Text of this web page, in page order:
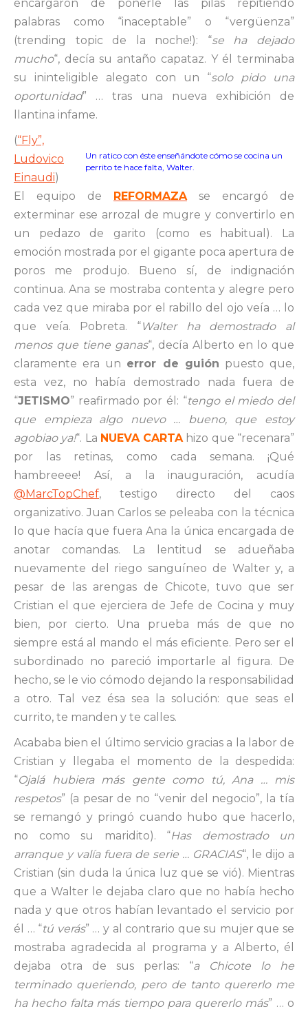
encargaron de ponerle las pilas repitiendo
palabras como “inaceptable” o “vergüenza”
(trending topic de la noche!): “se ha dejado
mucho“, decía su antaño capataz. Y él terminaba
su ininteligible alegato con un “solo pido una
oportunidad” … tras una nueva exhibición de
llantina infame.
Un ratico con éste enseñándote cómo se cocina un
perrito te hace falta, Walter.
(“Fly”,
Ludovico
Einaudi)
El equipo de
REFORMAZAse encargó de
exterminar ese arrozal de mugre y convertirlo en
un pedazo de garito (como es habitual). La
emoción mostrada por el gigante poca apertura de
poros me produjo. Bueno sí, de indignación
continua. Ana se mostraba contenta y alegre pero
cada vez que miraba por el rabillo del ojo veía … lo
que veía. Pobreta. “Walter ha demostrado al
menos que tiene ganas“, decía Alberto en lo que
claramente era un error de guión puesto que,
esta vez, no había demostrado nada fuera de
“JETISMO” reafirmado por él: “tengo el miedo del
que empieza algo nuevo … bueno, que estoy
agobiao ya!“. La NUEVA CARTAhizo que “recenara”
por las retinas, como cada semana. ¡Qué
hambreeee! Así, a la inauguración, acudía
@MarcTopChef, testigo directo del caos
organizativo. Juan Carlos se peleaba con la técnica
lo que hacía que fuera Ana la única encargada de
anotar comandas. La lentitud se adueñaba
nuevamente del riego sanguíneo de Walter y, a
pesar de las arengas de Chicote, tuvo que ser
Cristian el que ejerciera de Jefe de Cocina y muy
bien, por cierto. Una prueba más de que no
siempre está al mando el más eficiente. Pero ser el
subordinado no pareció importarle al figura. De
hecho, se le vio cómodo dejando la responsabilidad
a otro. Tal vez ésa sea la solución: que seas el
currito, te manden y te calles.
Acababa bien el último servicio gracias a la labor de
Cristian y llegaba el momento de la despedida:
“Ojalá hubiera más gente como tú, Ana … mis
respetos” (a pesar de no “venir del negocio”, la tía
se remangó y pringó cuando hubo que hacerlo,
no como su maridito). “Has demostrado un
arranque y valía fuera de serie … GRACIAS“, le dijo a
Cristian (sin duda la única luz que se vió). Mientras
que a Walter le dejaba claro que no había hecho
nada y que otros habían levantado el servicio por
él … “tú verás” … y al contrario que su mujer que se
mostraba agradecida al programa y a Alberto, él
dejaba otra de sus perlas: “a Chicote lo he
terminado queriendo, pero de tanto quererlo me
ha hecho falta más tiempo para quererlo más” … o